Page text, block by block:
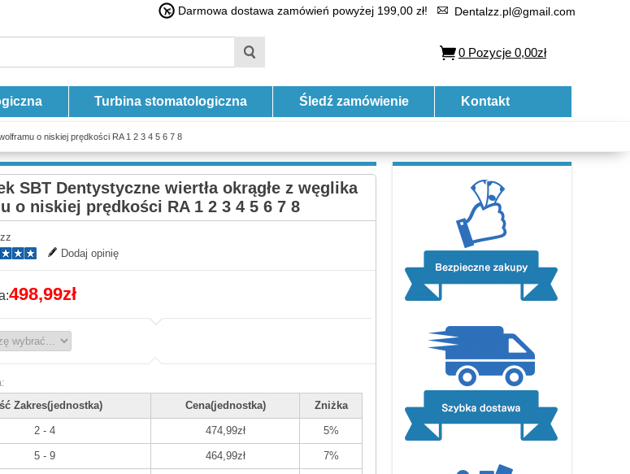
Darmowa dostawa zamówień powyżej 199,00 zł! Dentalzz.pl@gmail.com
0 Pozycje 0,00zł
Turbina stomatologiczna Śledź zamówienie Kontakt
o niskiej prędkości RA 1 2 3 4 5 6 7 8
SBT Dentystyczne wiertła okrągłe z węglika
o niskiej prędkości RA 1 2 3 4 5 6 7 8
Dodaj opinię
498,99zł
Zakres(jednostka)
Cena(jednostka) Zniżka
2 - 4 474,99zł 5%
5 - 9 464,99zł 7%